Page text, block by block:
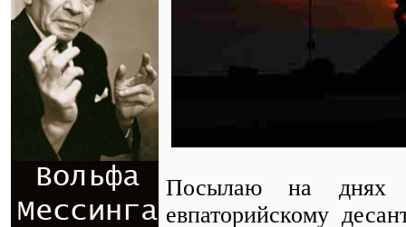
Посылаю на днях
евпаторийскому